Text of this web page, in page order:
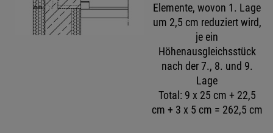
Elemente, wovon 1. Lage
um 2,5 cm reduziert wird,
je ein
Höhenausgleichsstück
nach der 7., 8. und 9.
Lage
Total: 9 x 25 cm + 22,5
cm + 3 x 5 cm = 262,5 cm